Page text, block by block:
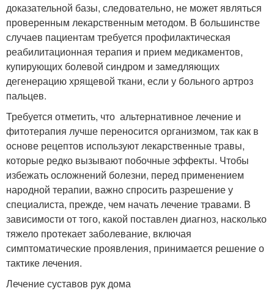
доказательной базы, следовательно, не может являться
проверенным лекарственным методом. В большинстве
случаев пациентам требуется профилактическая
реабилитационная терапия и прием медикаментов,
купирующих болевой синдром и замедляющих
дегенерацию хрящевой ткани, если у больного артроз
пальцев.
Требуется отметить, что альтернативное лечение и
фитотерапия лучше переносится организмом, так как в
основе рецептов используют лекарственные травы,
которые редко вызывают побочные эффекты. Чтобы
избежать осложнений болезни, перед применением
народной терапии, важно спросить разрешение у
специалиста, прежде, чем начать лечение травами. В
зависимости от того, какой поставлен диагноз, насколько
тяжело протекает заболевание, включая
симптоматические проявления, принимается решение о
тактике лечения.
Лечение суставов рук дома